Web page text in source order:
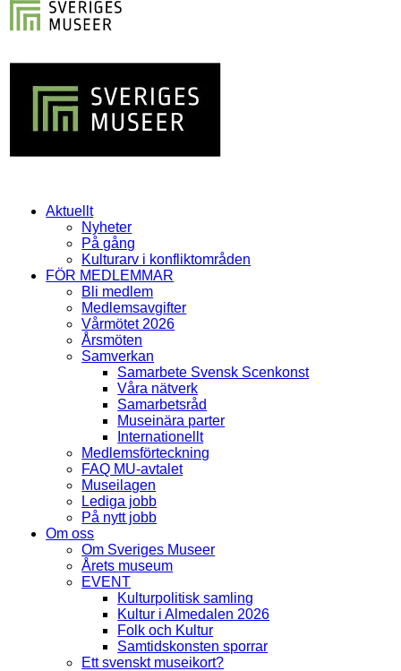
Aktuellt
Nyheter
På gång
Kulturarv i konfliktområden
FÖR MEDLEMMAR
Bli medlem
Medlemsavgifter
Vårmötet 2026
Årsmöten
Samverkan
Samarbete Svensk Scenkonst
Våra nätverk
Samarbetsråd
Museinära parter
Internationellt
Medlemsförteckning
FAQ MU-avtalet
Museilagen
Lediga jobb
På nytt jobb
Om oss
Om Sveriges Museer
Årets museum
EVENT
Kulturpolitisk samling
Kultur i Almedalen 2026
Folk och Kultur
Samtidskonsten sporrar
Ett svenskt museikort?